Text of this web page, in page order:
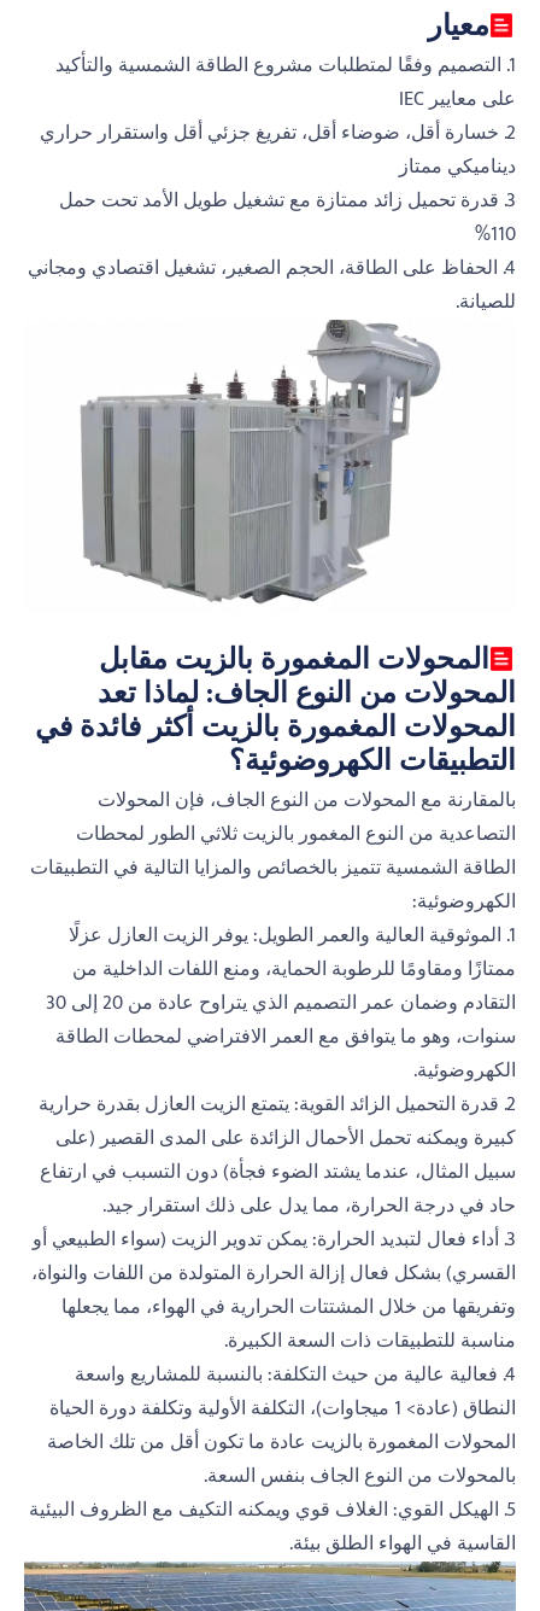
معيار
1. التصميم وفقًا لمتطلبات مشروع الطاقة الشمسية والتأكيد
على معايير IEC
2. خسارة أقل، ضوضاء أقل، تفريغ جزئي أقل واستقرار حراري
ديناميكي ممتاز
3. قدرة تحميل زائد ممتازة مع تشغيل طويل الأمد تحت حمل
110%
4. الحفاظ على الطاقة، الحجم الصغير، تشغيل اقتصادي ومجاني
للصيانة.
المحولات المغمورة بالزيت مقابل
المحولات من النوع الجاف: لماذا تعد
المحولات المغمورة بالزيت أكثر فائدة في
التطبيقات الكهروضوئية؟
بالمقارنة مع المحولات من النوع الجاف، فإن المحولات
التصاعدية من النوع المغمور بالزيت ثلاثي الطور لمحطات
الطاقة الشمسية تتميز بالخصائص والمزايا التالية في التطبيقات
الكهروضوئية:
1. الموثوقية العالية والعمر الطويل: يوفر الزيت العازل عزلًا
ممتازًا ومقاومًا للرطوبة الحماية، ومنع اللفات الداخلية من
التقادم وضمان عمر التصميم الذي يتراوح عادة من 20 إلى 30
سنوات، وهو ما يتوافق مع العمر الافتراضي لمحطات الطاقة
الكهروضوئية.
2. قدرة التحميل الزائد القوية: يتمتع الزيت العازل بقدرة حرارية
كبيرة ويمكنه تحمل الأحمال الزائدة على المدى القصير (على
سبيل المثال، عندما يشتد الضوء فجأة) دون التسبب في ارتفاع
حاد في درجة الحرارة، مما يدل على ذلك استقرار جيد.
3. أداء فعال لتبديد الحرارة: يمكن تدوير الزيت (سواء الطبيعي أو
القسري) بشكل فعال إزالة الحرارة المتولدة من اللفات والنواة،
وتفريقها من خلال المشتتات الحرارية في الهواء، مما يجعلها
مناسبة للتطبيقات ذات السعة الكبيرة.
4. فعالية عالية من حيث التكلفة: بالنسبة للمشاريع واسعة
النطاق (عادة> 1 ميجاوات)، التكلفة الأولية وتكلفة دورة الحياة
المحولات المغمورة بالزيت عادة ما تكون أقل من تلك الخاصة
بالمحولات من النوع الجاف بنفس السعة.
5. الهيكل القوي: الغلاف قوي ويمكنه التكيف مع الظروف البيئية
القاسية في الهواء الطلق بيئة.